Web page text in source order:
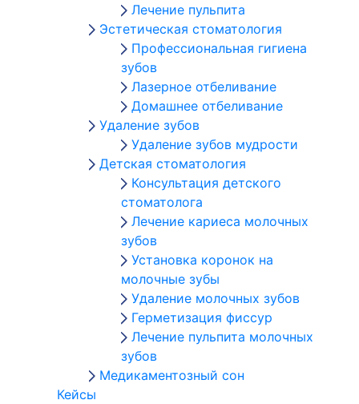
Лечение пульпита
Эстетическая стоматология
Профессиональная гигиена
зубов
Лазерное отбеливание
Домашнее отбеливание
Удаление зубов
Удаление зубов мудрости
Детская стоматология
Консультация детского
стоматолога
Лечение кариеса молочных
зубов
Установка коронок на
молочные зубы
Удаление молочных зубов
Герметизация фиссур
Лечение пульпита молочных
зубов
Медикаментозный сон
Кейсы